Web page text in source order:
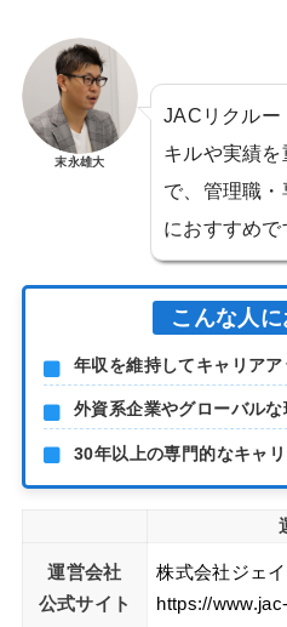
末永雄大
JACリクルー
キルや実績
で、管理職
におすすめで
こんな人
年収を維持してキャリア
外資系企業やグローバル
30年以上の専門的なキャ
運営会社
公式サイト
株式会社ジェ
https://